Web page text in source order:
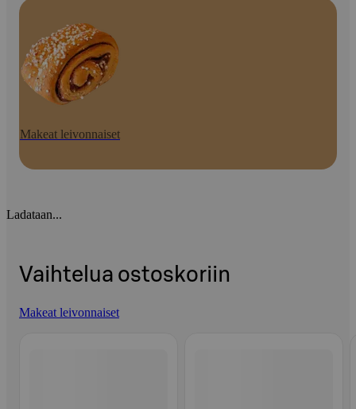
Makeat leivonnaiset
Ladataan...
Vaihtelua ostoskoriin
Makeat leivonnaiset